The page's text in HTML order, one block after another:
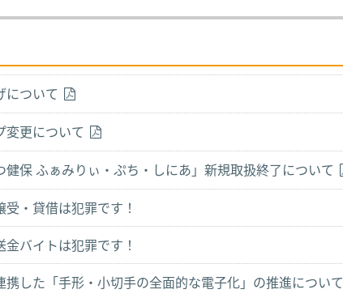
について
変更について
健保 ふぁみりぃ・ぷち・しにあ」新規取扱終了について
・貸借は犯罪です！
バイトは犯罪です！
携した「手形・小切手の全面的な電子化」の推進について